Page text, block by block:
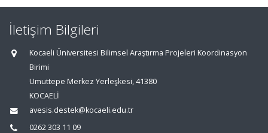
İletişim Bilgileri
Kocaeli Üniversitesi Bilimsel Araştırma Projeleri Koordinasyon
Birimi
Umuttepe Merkez Yerleşkesi, 41380
KOCAELİ
avesis.destek@kocaeli.edu.tr
0262 303 11 09